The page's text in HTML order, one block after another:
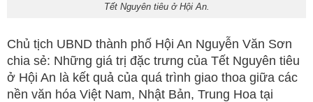
Tết Nguyên tiêu ở Hội An.
Chủ tịch UBND thành phố Hội An Nguyễn Văn Sơn
chia sẻ: Những giá trị đặc trưng của Tết Nguyên tiêu
ở Hội An là kết quả của quá trình giao thoa giữa các
nền văn hóa Việt Nam, Nhật Bản, Trung Hoa tại